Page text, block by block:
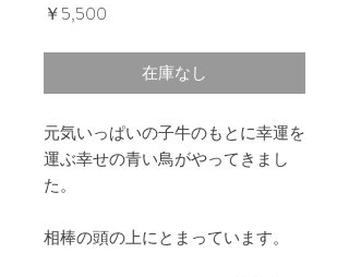
￥5,500
在庫なし
元気いっぱいの子牛のもとに幸運を
運ぶ幸せの青い鳥がやってきまし
た。
相棒の頭の上にとまっています。